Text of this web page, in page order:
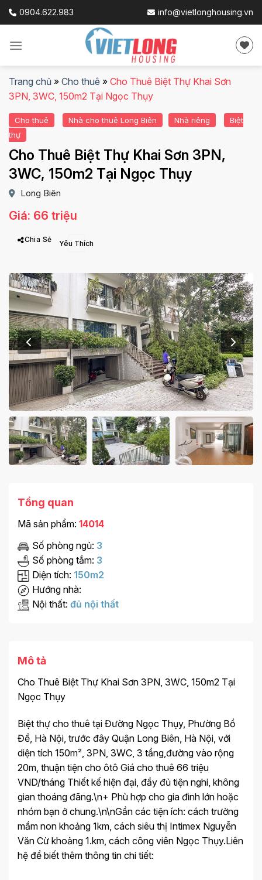
Skip
0904.622.983 info@vietlonghousing.vn
Trang chủ » Cho thuê » Cho Thuê Biệt Thự Khai Sơn
3PN, 3WC, 150m2 Tại Ngọc Thụy
Cho thuê Nhà cho thuê Long Biên Nhà riêng
Biệt
thự
Cho Thuê Biệt Thự Khai Sơn 3PN,
3WC, 150m2 Tại Ngọc Thụy
Long Biên
Giá: 66 triệu
Chia Sẻ
Tổng quan
Mã sản phẩm: 14014
Số phòng ngủ: 3
Số phòng tắm: 3
Diện tích: 150m2
Hướng nhà:
Nội thất: đủ nội thất
Mô tả
Cho Thuê Biệt Thự Khai Sơn 3PN, 3WC, 150m2 Tại
Ngọc Thụy
Biệt thự cho thuê tại Đường Ngọc Thụy, Phường Bồ
Đề, Hà Nội, trước đây Quận Long Biên, Hà Nội, với
diện tích 150m², 3PN, 3WC, 3 tầng,đường vào rộng
20m, thuận tiện cho ôtô Giá cho thuê 66 triệu
VND/tháng Thiết kế hiện đại, đầy đủ tiện nghi, không
gian thoáng đãng.\n+ Phù hợp cho gia đình lớn hoặc
nhóm bạn ở chung.\n\nGần các tiện ích: cách trường
mầm non khoảng 1km, cách siêu thị Intimex Nguyễn
Văn Cừ khoảng 1.km, cách công viên Ngọc Thụy.Liên
hệ để biết thêm thông tin chi tiết: